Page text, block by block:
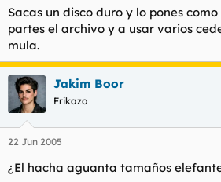
Sacas un disco duro y lo pones
partes el archivo y a usar varios
mula.
Jakim Boor
Frikazo
22 Jun 2005
¿El hacha aguanta tamaños